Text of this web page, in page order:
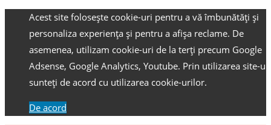
Acest site folosește cookie-uri pentru a vă îmbunătăți și
personaliza experiența și pentru a afișa reclame. De
asemenea, utilizam cookie-uri de la terți precum Google
Adsense, Google Analytics, Youtube. Prin utilizarea site-
sunteți de acord cu utilizarea cookie-urilor.
De acord